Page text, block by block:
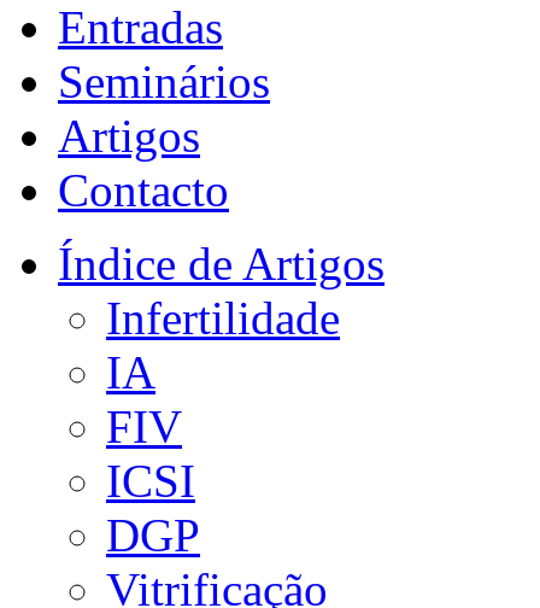
Entradas
Seminários
Artigos
Contacto
Índice de Artigos
Infertilidade
IA
FIV
ICSI
DGP
Vitrificação